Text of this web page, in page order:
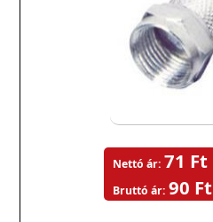
Nettó ár: 71 Ft
Bruttó ár: 90 Ft